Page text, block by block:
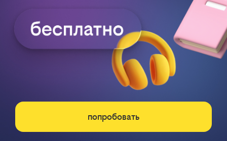
попробовать